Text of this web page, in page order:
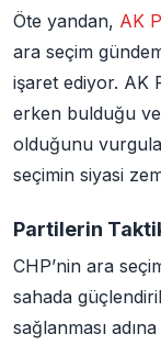
Öte yandan, AK
ara seçim
işaret ediyor. AK
erken bulduğu
olduğunu
seçimin siyasi
Partilerin
CHP’nin ara
sahada
sağlanması